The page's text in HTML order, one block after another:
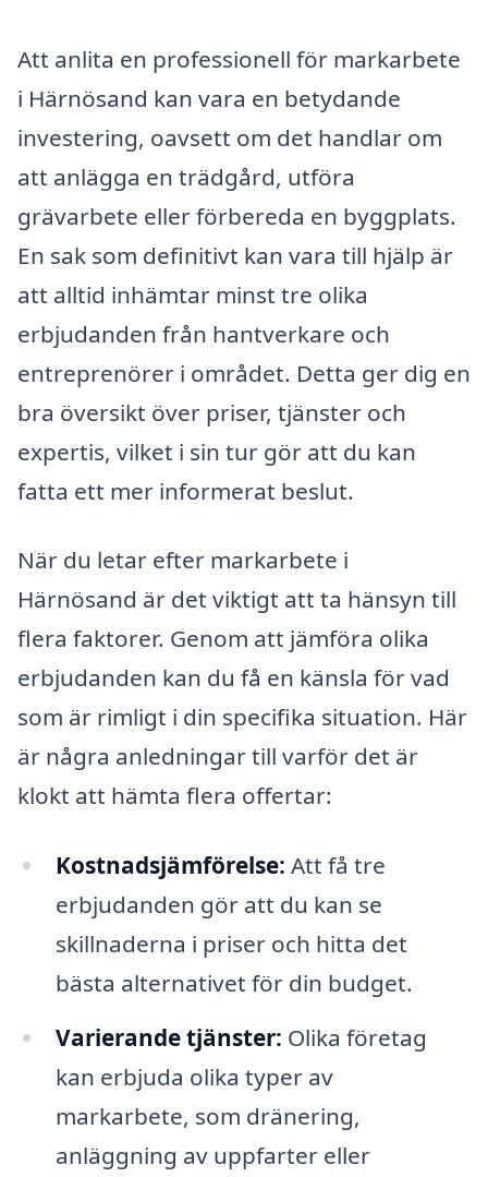
Att anlita en professionell för markarbete
i Härnösand kan vara en betydande
investering, oavsett om det handlar om
att anlägga en trädgård, utföra
grävarbete eller förbereda en byggplats.
En sak som definitivt kan vara till hjälp är
att alltid inhämtar minst tre olika
erbjudanden från hantverkare och
entreprenörer i området. Detta ger dig en
bra översikt över priser, tjänster och
expertis, vilket i sin tur gör att du kan
fatta ett mer informerat beslut.
När du letar efter markarbete i
Härnösand är det viktigt att ta hänsyn till
flera faktorer. Genom att jämföra olika
erbjudanden kan du få en känsla för vad
som är rimligt i din specifika situation. Här
är några anledningar till varför det är
klokt att hämta flera offertar:
Kostnadsjämförelse: Att få tre
erbjudanden gör att du kan se
skillnaderna i priser och hitta det
bästa alternativet för din budget.
Varierande tjänster: Olika företag
kan erbjuda olika typer av
markarbete, som dränering,
anläggning av uppfarter eller